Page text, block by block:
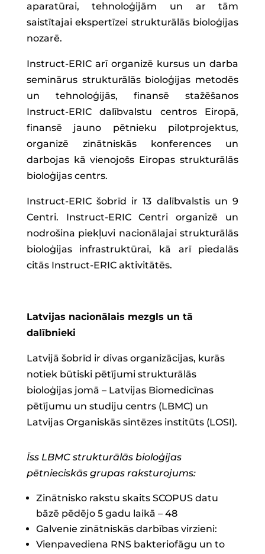
aparatūrai, tehnoloģijām un ar tām
saistītajai ekspertīzei strukturālās bioloģijas
nozarē.
Instruct-ERIC arī organizē kursus un darba
seminārus strukturālās bioloģijas metodēs
un tehnoloģijās, finansē stažēšanos
Instruct-ERIC dalībvalstu centros Eiropā,
finansē jauno pētnieku pilotprojektus,
organizē zinātniskās konferences un
darbojas kā vienojošs Eiropas strukturālās
bioloģijas centrs.
Instruct-ERIC šobrīd ir 13 dalībvalstis un 9
Centri. Instruct-ERIC Centri organizē un
nodrošina piekļuvi nacionālajai strukturālās
bioloģijas infrastruktūrai, kā arī piedalās
citās Instruct-ERIC aktivitātēs.
Latvijas nacionālais mezgls un tā
dalībnieki
Latvijā šobrīd ir divas organizācijas, kurās
notiek būtiski pētījumi strukturālās
bioloģijas jomā – Latvijas Biomedicīnas
pētījumu un studiju centrs (LBMC) un
Latvijas Organiskās sintēzes institūts (LOSI).
Īss LBMC strukturālās bioloģijas
pētnieciskās grupas raksturojums:
Zinātnisko rakstu skaits SCOPUS datu
bāzē pēdējo 5 gadu laikā – 48
Galvenie zinātniskās darbības virzieni:
Vienpavediena RNS bakteriofāgu un to